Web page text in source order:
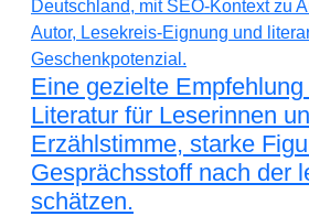
Eine gezielte
Literatur für Leserinnen
Erzählstimme, starke
Gesprächsstoff nach der
schätzen.